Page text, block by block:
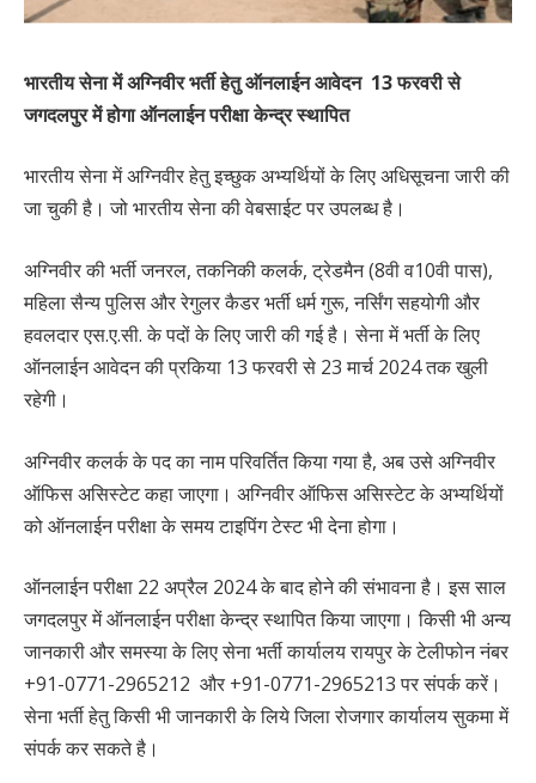
भारतीय सेना में अग्निवीर भर्ती हेतु ऑनलाईन आवेदन 13 फरवरी से
जगदलपुर में होगा ऑनलाईन परीक्षा केन्द्र स्थापित
भारतीय सेना में अग्निवीर हेतु इच्छुक अभ्यर्थियों के लिए अधिसूचना जारी की
जा चुकी है। जो भारतीय सेना की वेबसाईट पर उपलब्ध है।
अग्निवीर की भर्ती जनरल, तकनिकी कलर्क, ट्रेडमैन (8वी व10वी पास),
महिला सैन्य पुलिस और रेगुलर कैडर भर्ती धर्म गुरू, नर्सिंग सहयोगी और
हवलदार एस.ए.सी. के पदों के लिए जारी की गई है। सेना में भर्ती के लिए
ऑनलाईन आवेदन की प्रकिया 13 फरवरी से 23 मार्च 2024 तक खुली
रहेगी।
अग्निवीर कलर्क के पद का नाम परिवर्तित किया गया है, अब उसे अग्निवीर
ऑफिस असिस्टेट कहा जाएगा। अग्निवीर ऑफिस असिस्टेट के अभ्यर्थियों
को ऑनलाईन परीक्षा के समय टाइपिंग टेस्ट भी देना होगा।
ऑनलाईन परीक्षा 22 अप्रैल 2024 के बाद होने की संभावना है। इस साल
जगदलपुर में ऑनलाईन परीक्षा केन्द्र स्थापित किया जाएगा। किसी भी अन्य
जानकारी और समस्या के लिए सेना भर्ती कार्यालय रायपुर के टेलीफोन नंबर
+91-0771-2965212 और +91-0771-2965213 पर संपर्क करें।
सेना भर्ती हेतु किसी भी जानकारी के लिये जिला रोजगार कार्यालय सुकमा में
संपर्क कर सकते है।